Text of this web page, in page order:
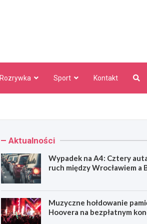
Rozrywka Sport Kontakt
Aktualności
Wypadek na A4: Cztery
ruch między Wrocławiem a
Muzyczne hołdowanie
Hoovera na bezpłatnym